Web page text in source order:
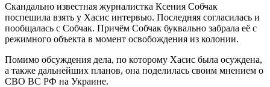
Скандально известная журналистка Ксения Собчак
поспешила взять у Хасис интервью. Последняя согласилась и
пообщалась с Собчак. Причём Собчак буквально забрала её с
режимного объекта в момент освобождения из колонии.
Помимо обсуждения дела, по которому Хасис была осуждена,
а также дальнейших планов, она поделилась своим мнением о
СВО ВС РФ на Украине.